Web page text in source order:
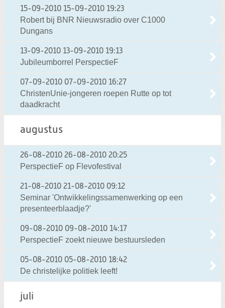
15-09-2010 15-09-2010 19:23
Robert bij BNR Nieuwsradio over C1000
Dungans
13-09-2010 13-09-2010 19:13
Jubileumborrel PerspectieF
07-09-2010 07-09-2010 16:27
ChristenUnie-jongeren roepen Rutte op tot
daadkracht
augustus
26-08-2010 26-08-2010 20:25
PerspectieF op Flevofestival
21-08-2010 21-08-2010 09:12
Seminar 'Ontwikkelingssamenwerking op een
presenteerblaadje?'
09-08-2010 09-08-2010 14:17
PerspectieF zoekt nieuwe bestuursleden
05-08-2010 05-08-2010 18:42
De christelijke politiek leeft!
juli